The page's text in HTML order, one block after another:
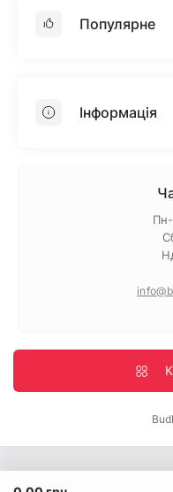
Популярне
ПінопластІнформація
Гарантія та
Політика